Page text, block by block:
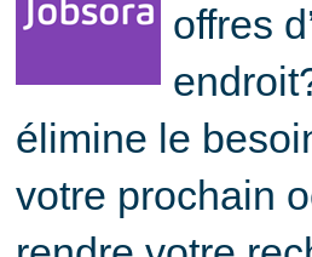
offres
élimine le
votre prochain